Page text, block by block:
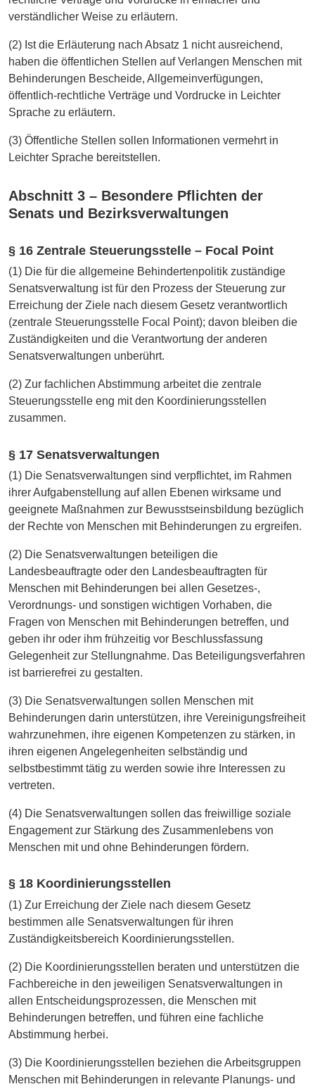
verständlicher Weise zu erläutern.
(2) Ist die Erläuterung nach Absatz 1 nicht ausreichend,
haben die öffentlichen Stellen auf Verlangen Menschen mit
Behinderungen Bescheide, Allgemeinverfügungen,
öffentlich-rechtliche Verträge und Vordrucke in Leichter
Sprache zu erläutern.
(3) Öffentliche Stellen sollen Informationen vermehrt in
Leichter Sprache bereitstellen.
Abschnitt 3 – Besondere Pflichten der
Senats und Bezirksverwaltungen
§ 16 Zentrale Steuerungsstelle – Focal Point
(1) Die für die allgemeine Behindertenpolitik zuständige
Senatsverwaltung ist für den Prozess der Steuerung zur
Erreichung der Ziele nach diesem Gesetz verantwortlich
(zentrale Steuerungsstelle Focal Point); davon bleiben die
Zuständigkeiten und die Verantwortung der anderen
Senatsverwaltungen unberührt.
(2) Zur fachlichen Abstimmung arbeitet die zentrale
Steuerungsstelle eng mit den Koordinierungsstellen
zusammen.
§ 17 Senatsverwaltungen
(1) Die Senatsverwaltungen sind verpflichtet, im Rahmen
ihrer Aufgabenstellung auf allen Ebenen wirksame und
geeignete Maßnahmen zur Bewusstseinsbildung bezüglich
der Rechte von Menschen mit Behinderungen zu ergreifen.
(2) Die Senatsverwaltungen beteiligen die
Landesbeauftragte oder den Landesbeauftragten für
Menschen mit Behinderungen bei allen Gesetzes-,
Verordnungs- und sonstigen wichtigen Vorhaben, die
Fragen von Menschen mit Behinderungen betreffen, und
geben ihr oder ihm frühzeitig vor Beschlussfassung
Gelegenheit zur Stellungnahme. Das Beteiligungsverfahren
ist barrierefrei zu gestalten.
(3) Die Senatsverwaltungen sollen Menschen mit
Behinderungen darin unterstützen, ihre Vereinigungsfreiheit
wahrzunehmen, ihre eigenen Kompetenzen zu stärken, in
ihren eigenen Angelegenheiten selbständig und
selbstbestimmt tätig zu werden sowie ihre Interessen zu
vertreten.
(4) Die Senatsverwaltungen sollen das freiwillige soziale
Engagement zur Stärkung des Zusammenlebens von
Menschen mit und ohne Behinderungen fördern.
§ 18 Koordinierungsstellen
(1) Zur Erreichung der Ziele nach diesem Gesetz
bestimmen alle Senatsverwaltungen für ihren
Zuständigkeitsbereich Koordinierungsstellen.
(2) Die Koordinierungsstellen beraten und unterstützen die
Fachbereiche in den jeweiligen Senatsverwaltungen in
allen Entscheidungsprozessen, die Menschen mit
Behinderungen betreffen, und führen eine fachliche
Abstimmung herbei.
(3) Die Koordinierungsstellen beziehen die Arbeitsgruppen
Menschen mit Behinderungen in relevante Planungs- und